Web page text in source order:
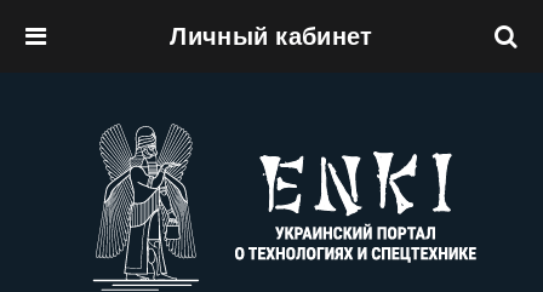
Личный кабинет